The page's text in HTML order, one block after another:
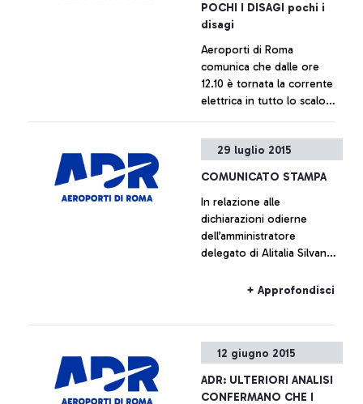
POCHI I DISAGI pochi i
disagi
Aeroporti di Roma
comunica che dalle ore
12.10 è tornata la corrente
elettrica in tutto lo scalo
+ Approfondisci
29 luglio 2015
COMUNICATO STAMPA
In relazione alle
dichiarazioni odierne
dell’amministratore
delegato di Alitalia Silvano
non intende commentare le
+ Approfondisci
12 giugno 2015
ADR: ULTERIORI ANALISI
CONFERMANO CHE I